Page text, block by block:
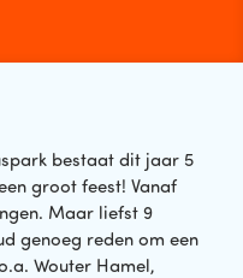
bestaat dit jaar 5
groot feest! Vanaf
Maar liefst 9
genoeg reden om een
Wouter Hamel,